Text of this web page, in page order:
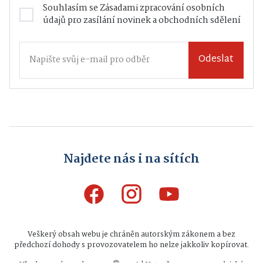
Souhlasím seZásadami zpracování osobních
údajůpro zasílání novinek a obchodních sdělení
Odeslat
Najdete nás i na sítích
Veškerý obsah webu je chráněn autorským zákonem a bez
předchozí dohody s provozovatelem ho nelze jakkoliv kopírovat.